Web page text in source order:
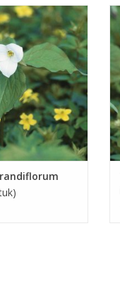
boslelie
wit, 30 cm
EN KOPEN